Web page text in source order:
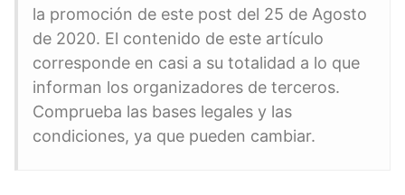
la promoción de este post del 25 de Agosto
de 2020. El contenido de este artículo
corresponde en casi a su totalidad a lo que
informan los organizadores de terceros.
Comprueba las bases legales y las
condiciones, ya que pueden cambiar.